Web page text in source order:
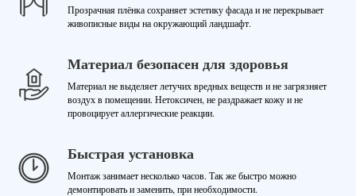
Прозрачная плёнка сохраняет эстетику фасада и не перекрывает
живописные виды на окружающий ландшафт.
Материал безопасен для здоровья
Материал не выделяет летучих вредных веществ и не загрязняет
воздух в помещении. Нетоксичен, не раздражает кожу и не
провоцирует аллергические реакции.
Быстрая установка
Монтаж занимает несколько часов. Так же быстро можно
демонтировать и заменить, при необходимости.